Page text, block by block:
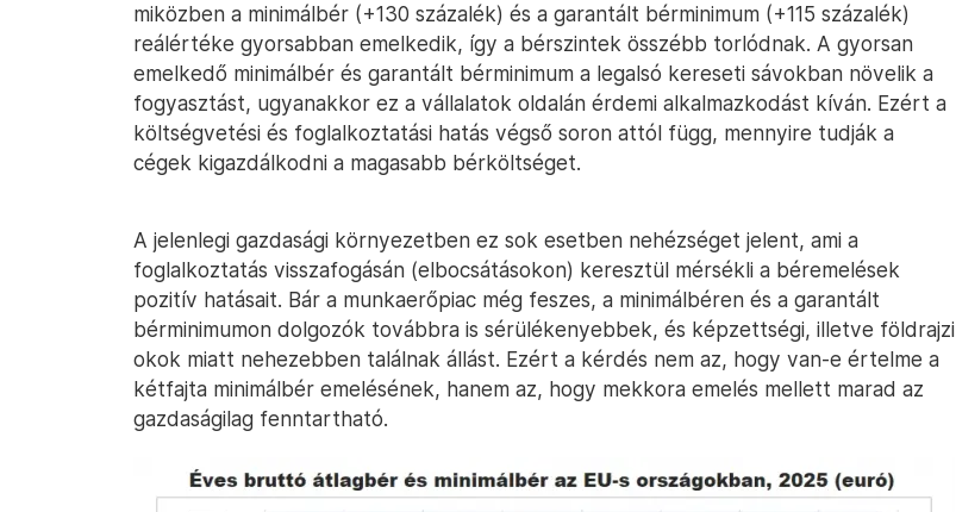
miközben a minimálbér (+130 százalék) és a garantált bérminimum (+115 százalék)
reálértéke gyorsabban emelkedik, így a bérszintek összébb torlódnak. A gyorsan
emelkedő minimálbér és garantált bérminimum a legalsó kereseti sávokban növelik a
fogyasztást, ugyanakkor ez a vállalatok oldalán érdemi alkalmazkodást kíván. Ezért a
költségvetési és foglalkoztatási hatás végső soron attól függ, mennyire tudják a
cégek kigazdálkodni a magasabb bérköltséget.
A jelenlegi gazdasági környezetben ez sok esetben nehézséget jelent, ami a
foglalkoztatás visszafogásán (elbocsátásokon) keresztül mérsékli a béremelések
pozitív hatásait. Bár a munkaerőpiac még feszes, a minimálbéren és a garantált
bérminimumon dolgozók továbbra is sérülékenyebbek, és képzettségi, illetve földrajzi
okok miatt nehezebben találnak állást. Ezért a kérdés nem az, hogy van-e értelme a
kétfajta minimálbér emelésének, hanem az, hogy mekkora emelés mellett marad az
gazdaságilag fenntartható.